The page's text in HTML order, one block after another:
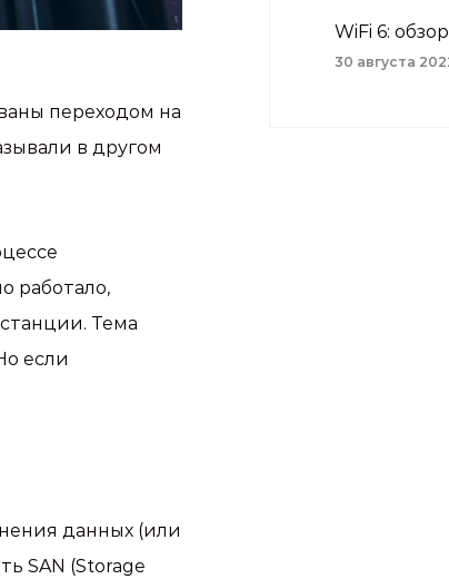
переходом на
в другом
работало,
Тема
если
данных (или
SAN (Storage
WiFi 6:
30 августа